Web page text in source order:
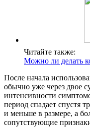
Читайте также:
Можно ли делать
После начала
обычно уже через двое
интенсивности
период спадает спустя
и меньше в размере, а
сопутствующие